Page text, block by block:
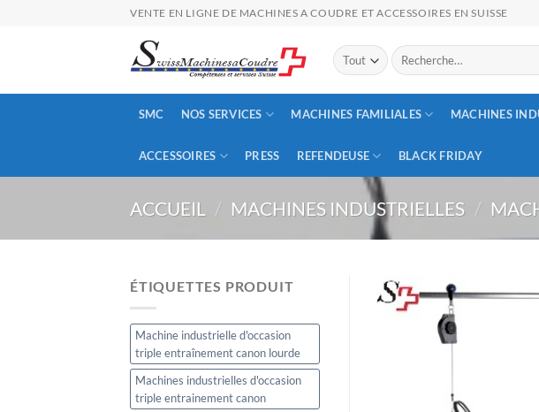
VENTE EN LIGNE DE MACHINES A COUDRE ET ACCESSOIRES EN SUISSE
Recherche
pour :
SMC NOS SERVICES MACHINES FAMILIALES MACHINES
ACCESSOIRES PRESS REFENDEUSE BLACK FRIDAY
ACCUEIL / MACHINES INDUSTRIELLES /
ÉTIQUETTES PRODUIT
Machine industrielle d'occasion
triple entraînement canon lourde
Machines industrielles d'occasion
triple entrainement canon